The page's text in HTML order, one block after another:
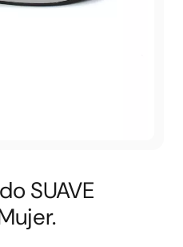
SUAVE